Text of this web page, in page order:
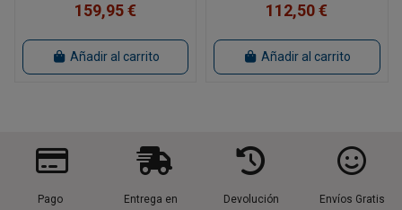
159,95 €
Añadir al carrito
112,50 €
Añadir al carrito
Pago
Entrega en
Devolución
Envíos Gratis